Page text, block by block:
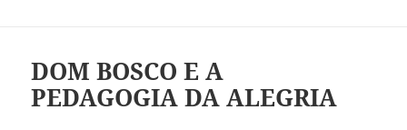
DOM BOSCO E A
PEDAGOGIA DA ALEGRIA